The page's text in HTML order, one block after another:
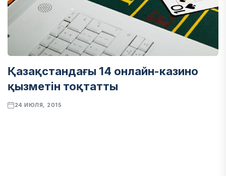
Қазақстандағы 14 онлайн-казино
қызметін тоқтатты
24 ИЮЛЯ, 2015